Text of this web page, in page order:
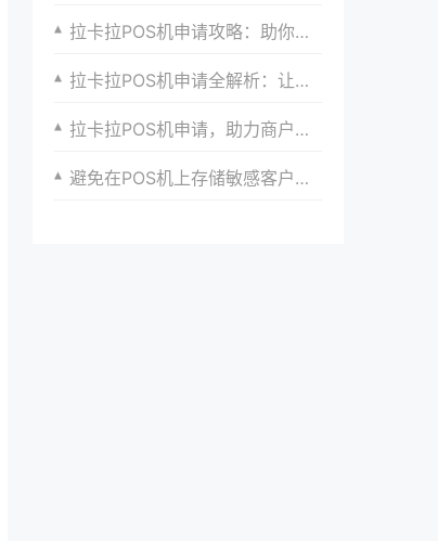
拉卡拉POS机申请攻略：助你打造个性化支付体验
拉卡拉POS机申请全解析：让你的生意更顺畅
拉卡拉POS机申请，助力商户实现支付创新与升级
避免在POS机上存储敏感客户信息，如身份证号。